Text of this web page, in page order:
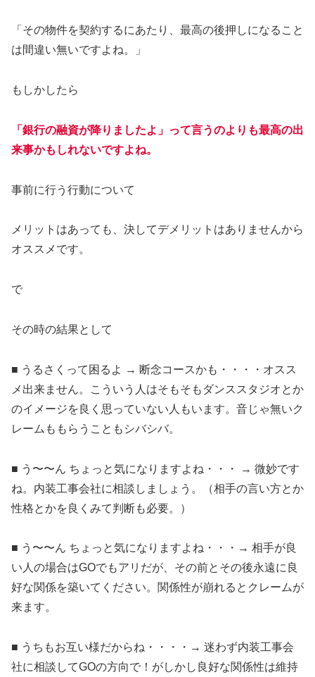
「その物件を契約するにあたり、最高の後押しになること
は間違い無いですよね。」
もしかしたら
「銀行の融資が降りましたよ」って言うのよりも最高の出
来事かもしれないですよね。
事前に行う行動について
メリットはあっても、決してデメリットはありませんから
オススメです。
で
その時の結果として
■ うるさくって困るよ → 断念コースかも・・・・オスス
メ出来ません。こういう人はそもそもダンススタジオとか
のイメージを良く思っていない人もいます。音じゃ無いク
レームももらうこともシバシバ。
■ う〜〜ん ちょっと気になりますよね・・・ → 微妙です
ね。内装工事会社に相談しましょう。（相手の言い方とか
性格とかを良くみて判断も必要。）
■ う〜〜ん ちょっと気になりますよね・・・→ 相手が良
い人の場合はGOでもアリだが、その前とその後永遠に良
好な関係を築いてください。関係性が崩れるとクレームが
来ます。
■ うちもお互い様だからね・・・・→ 迷わず内装工事会
社に相談してGOの方向で！がしかし良好な関係性は維持